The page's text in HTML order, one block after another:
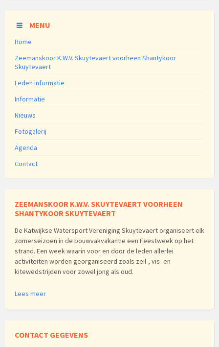
MENU
Home
Zeemanskoor K.W.V. Skuytevaert voorheen Shantykoor
Skuytevaert
Leden informatie
Informatie
Nieuws
Fotogalerij
Agenda
Contact
ZEEMANSKOOR K.W.V. SKUYTEVAERT VOORHEEN
SHANTYKOOR SKUYTEVAERT
De Katwijkse Watersport Vereniging Skuytevaert organiseert elk
zomerseizoen in de bouwvakvakantie een Feestweek op het
strand. Een week waarin voor en door de leden allerlei
activiteiten worden georganiseerd zoals zeil-, vis- en
kitewedstrijden voor zowel jong als oud.
Lees meer
CONTACT GEGEVENS